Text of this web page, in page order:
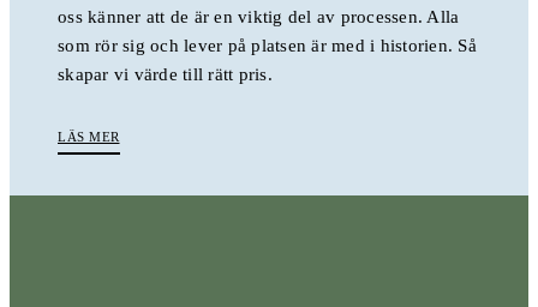
oss känner att de är en viktig del av processen. Alla
som rör sig och lever på platsen är med i historien. Så
skapar vi värde till rätt pris.
LÄS MER